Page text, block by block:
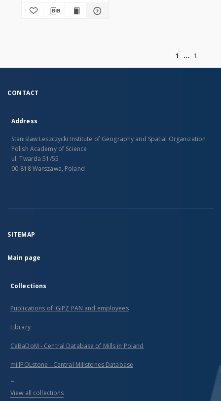
1
1
CONTACT
Address
Stanislaw Leszczycki Institute of Geography and Spatial Organization
Polish Academy of Science
ul. Twarda 51/55
00-818 Warszawa, Poland
SITEMAP
Main page
Collections
Publications of IGiPZ PAN and employees
Library
CeBaDoM - Central Database of Mills in Poland
millPOLstone - Central Millstones Database
...
View all collections